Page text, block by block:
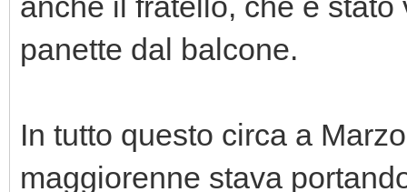
panette dal balcone.
In tutto questo circa a
maggiorenne stava